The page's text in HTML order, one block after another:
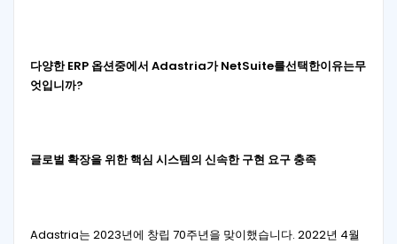
다양한ERP 옵션중에서 Adastria가NetSuite를선택한이유는무
엇입니까?
글로벌 확장을 위한 핵심 시스템의 신속한 구현 요구 충족
Adastria는 2023년에 창립 70주년을 맞이했습니다. 2022년 4월